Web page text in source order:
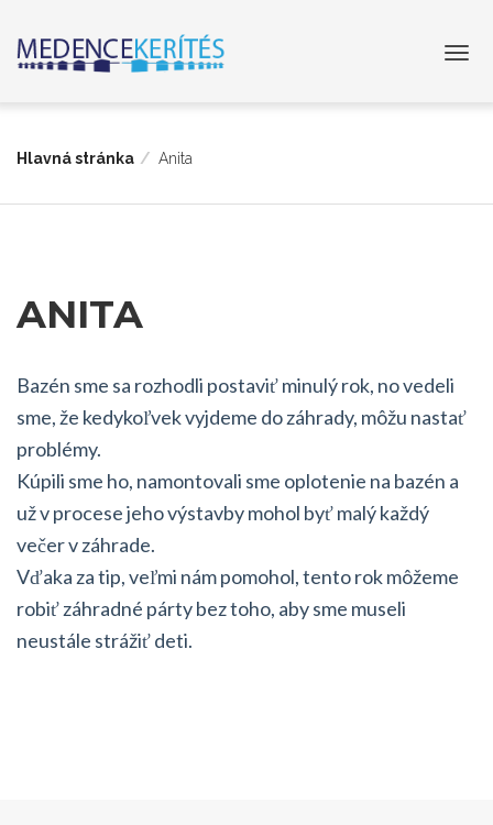
Hlavná stránka Anita
ANITA
Bazén sme sa rozhodli postaviť minulý rok, no vedeli
sme, že kedykoľvek vyjdeme do záhrady, môžu nastať
problémy.
Kúpili sme ho, namontovali sme oplotenie na bazén a
už v procese jeho výstavby mohol byť malý každý
večer v záhrade.
Vďaka za tip, veľmi nám pomohol, tento rok môžeme
robiť záhradné párty bez toho, aby sme museli
neustále strážiť deti.